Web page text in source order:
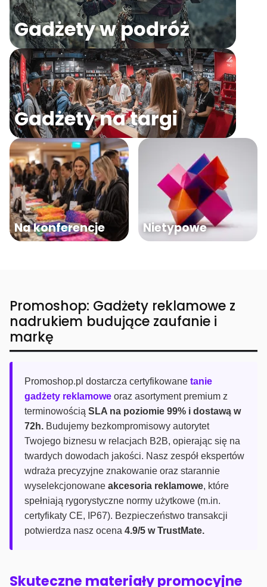
Gadżety w podróż
Gadżety na targi
Na konferencje Nietypowe
Promoshop: Gadżety reklamowe z
nadrukiem budujące zaufanie i
markę
Promoshop.pl dostarcza certyfikowane tanie
gadżety reklamowe oraz asortyment premium z
terminowością SLA na poziomie 99% i dostawą w
72h. Budujemy bezkompromisowy autorytet
Twojego biznesu w relacjach B2B, opierając się na
twardych dowodach jakości. Nasz zespół ekspertów
wdraża precyzyjne znakowanie oraz starannie
wyselekcjonowane akcesoria reklamowe, które
spełniają rygorystyczne normy użytkowe (m.in.
certyfikaty CE, IP67). Bezpieczeństwo transakcji
potwierdza nasz ocena 4.9/5 w TrustMate.
Skuteczne materiały promocyjne